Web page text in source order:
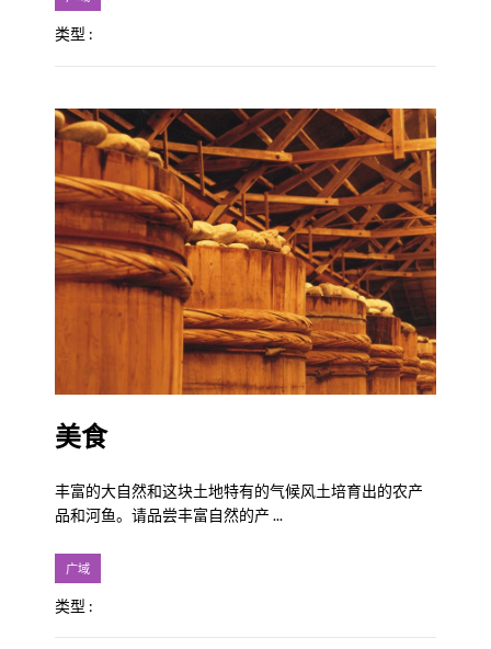
类型 :
美食
丰富的大自然和这块土地特有的气候风土培育出的农产
品和河鱼。请品尝丰富自然的产 ...
广域
类型 :